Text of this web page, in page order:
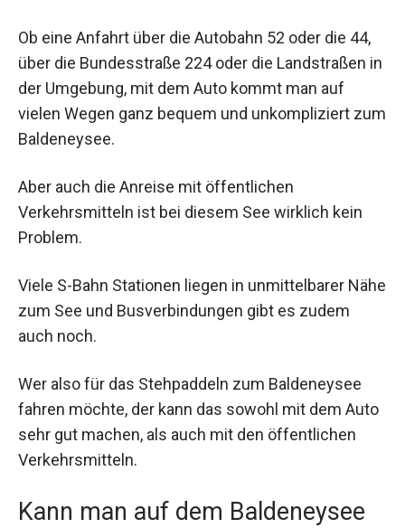
Ob eine Anfahrt über die Autobahn 52 oder die 44,
über die Bundesstraße 224 oder die Landstraßen in
der Umgebung, mit dem Auto kommt man auf
vielen Wegen ganz bequem und unkompliziert zum
Baldeneysee.
Aber auch die Anreise mit öffentlichen
Verkehrsmitteln ist bei diesem See wirklich kein
Problem.
Viele S-Bahn Stationen liegen in unmittelbarer Nähe
zum See und Busverbindungen gibt es zudem
auch noch.
Wer also für das Stehpaddeln zum Baldeneysee
fahren möchte, der kann das sowohl mit dem Auto
sehr gut machen, als auch mit den öffentlichen
Verkehrsmitteln.
Kann man auf dem Baldeneysee